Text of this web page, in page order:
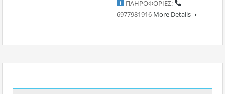
ΠΛΗΡΟΦΟΡΙΕΣ:
6977981916 More Details